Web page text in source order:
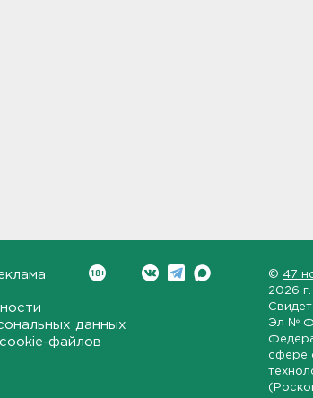
данных
cookie-файлов
© 47
2026 г.
Эл №
сфере